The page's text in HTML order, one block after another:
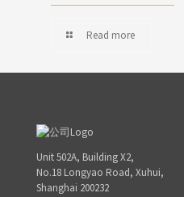
Read more
Unit 502A, Building X2,
No.18 Longyao Road, Xuhui,
Shanghai 200232